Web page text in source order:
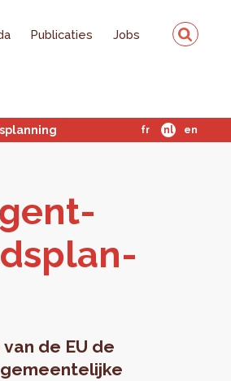
Publicaties Jobs
fr nl en
de EU de